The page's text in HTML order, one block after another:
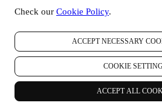
Check our Cookie Policy.
ACCEPT NECESSARY
COOKIE
ACCEPT ALL
4. Hvordan blir dine opplysninger beskyttet?
brukere. Sikkerhet - Le Creuset vil
sikre at dine opplysninger holdes sikre,
formålene som er fastlagt i denne
noen andre formål), og at du på
korrigert dem. Vi benytter
administrative sikkerhetstiltak for å
misbruk og endring av dine